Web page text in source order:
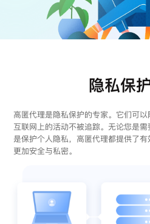
隐私保
高匿代理是隐私保护的专家。它们可
互联网上的活动不被追踪。无论您是
是保护个人隐私，高匿代理都提供了
更加安全与私密。